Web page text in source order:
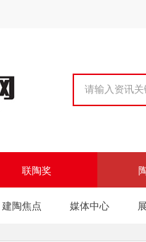
联陶奖
建陶焦点 媒体中心